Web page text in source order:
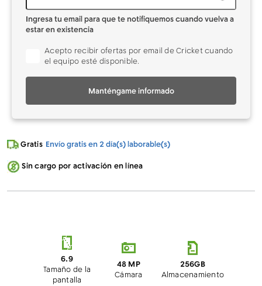
Ingresa tu email para que te notifiquemos cuando vuelva a
estar en existencia
Acepto recibir ofertas por email de Cricket cuando
el equipo esté disponible.
Manténgame informado
Gratis Envío gratis en 2 día(s) laborable(s)
Sin cargo por activación en línea
6.9
Tamaño de la
pantalla
48 MP
Cámara
256GB
Almacenamiento